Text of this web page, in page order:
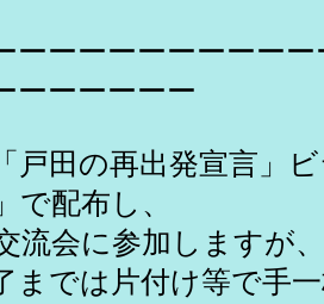
ーーーーーーーーー
ーーーーーー
田の再出発宣言」ビ
で配布し、
に参加しますが、
は片付け等で手一